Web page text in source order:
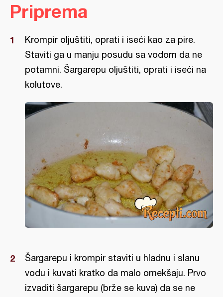
Priprema
Krompir oljuštiti, oprati i iseći kao za pire.
Staviti ga u manju posudu sa vodom da ne
potamni. Šargarepu oljuštiti, oprati i iseći na
kolutove.
Šargarepu i krompir staviti u hladnu i slanu
vodu i kuvati kratko da malo omekšaju. Prvo
izvaditi šargarepu (brže se kuva) da se ne